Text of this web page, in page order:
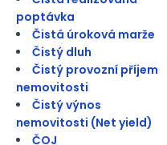
poptávka
Čistá úroková marže
Čistý dluh
Čistý provozní příjem
nemovitosti
Čistý výnos
nemovitosti (Net yield)
ČOJ